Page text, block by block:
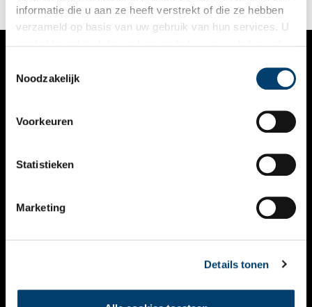
informatie die u aan ze heeft verstrekt of die ze hebben
verzameld op basis van uw gebruik van hun services. U
Noodzakelijk
Voorkeuren
Statistieken
Marketing
Details tonen
VERHALEN
KALENDER
THEMA’S
VIDEO’S
CONTACT